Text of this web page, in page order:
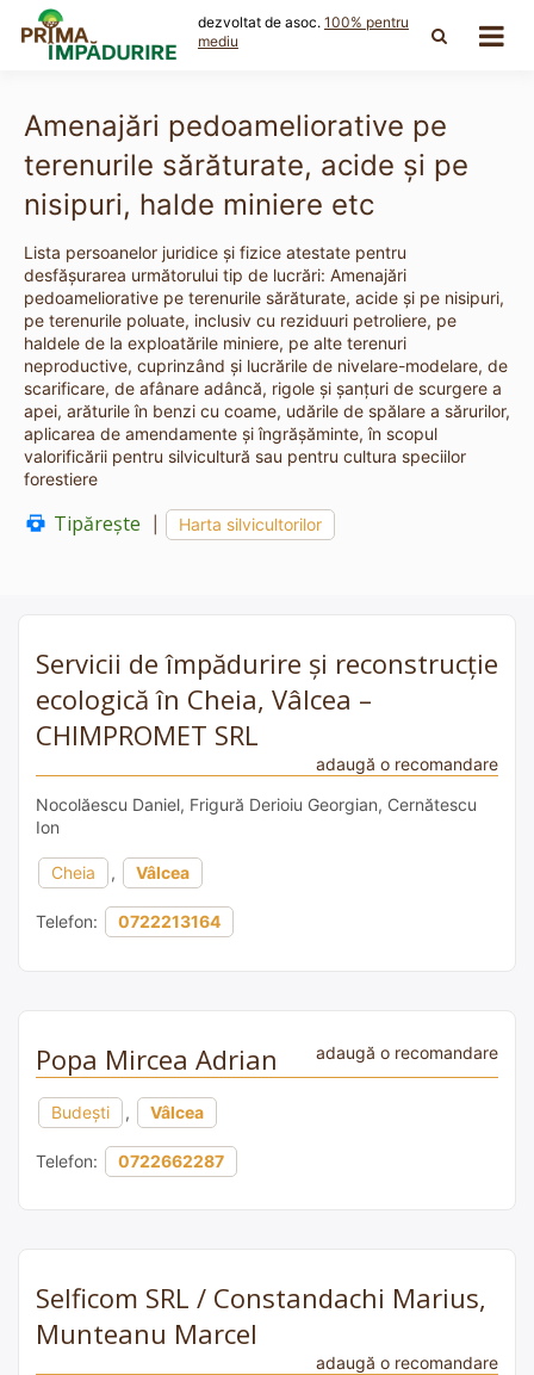
content
dezvoltat de asoc. 100% pentru
mediu
Amenajări pedoameliorative pe
terenurile sărăturate, acide şi pe
nisipuri, halde miniere etc
Lista persoanelor juridice și fizice atestate pentru
desfășurarea următorului tip de lucrări: Amenajări
pedoameliorative pe terenurile sărăturate, acide şi pe nisipuri,
pe terenurile poluate, inclusiv cu reziduuri petroliere, pe
haldele de la exploatările miniere, pe alte terenuri
neproductive, cuprinzând şi lucrările de nivelare-modelare, de
scarificare, de afânare adâncă, rigole şi şanţuri de scurgere a
apei, arăturile în benzi cu coame, udările de spălare a sărurilor,
aplicarea de amendamente şi îngrăşăminte, în scopul
valorificării pentru silvicultură sau pentru cultura speciilor
forestiere
Tipărește Harta silvicultorilor
Servicii de împădurire și reconstrucție
ecologică în Cheia, Vâlcea –
CHIMPROMET SRL
adaugă o recomandare
Nocolăescu Daniel, Frigură Derioiu Georgian, Cernătescu
Ion
Cheia , Vâlcea
Telefon: 0722213164
Popa Mircea Adrian adaugă o recomandare
Budești , Vâlcea
Telefon: 0722662287
Selficom SRL / Constandachi Marius,
Munteanu Marcel
adaugă o recomandare